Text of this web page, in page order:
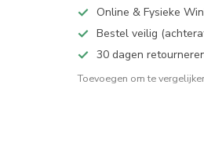
Online & Fysieke
Bestel veilig
30 dagen
Toevoegen om te